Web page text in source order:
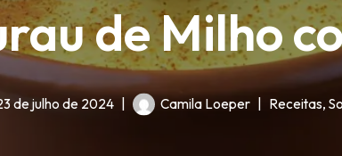
de Milho
de julho de 2024 Camila Loeper Receitas,